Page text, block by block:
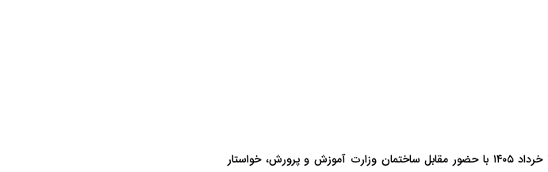
گروهی از دانش‌آموزان صبح امروز سه‌شنبه ۱۲ خرداد ۱۴۰۵ با حضور مقابل ساختمان وزارت آموزش و پرورش، خواستار